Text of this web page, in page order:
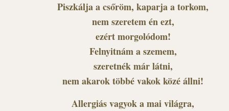
Piszkálja a csőröm, kaparja a torkom,
nem szeretem én ezt,
ezért morgolódom!
Felnyitnám a szemem,
szeretnék már látni,
nem akarok többé vakok közé állni!
Allergiás vagyok a mai világra,